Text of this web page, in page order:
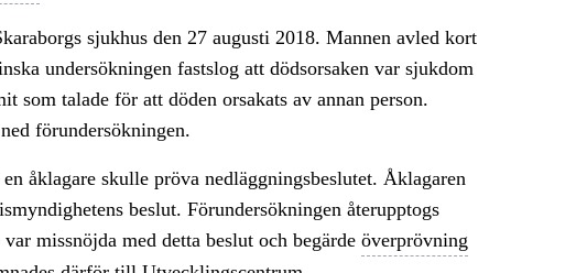
sjukhus den 27 augusti 2018. Mannen avled kort
undersökningen fastslog att dödsorsaken var sjukdom
som talade för att döden orsakats av annan person.
förundersökningen.
åklagare skulle pröva nedläggningsbeslutet. Åklagaren
beslut. Förundersökningen återupptogs
missnöjda med detta beslut och begärde överprövning